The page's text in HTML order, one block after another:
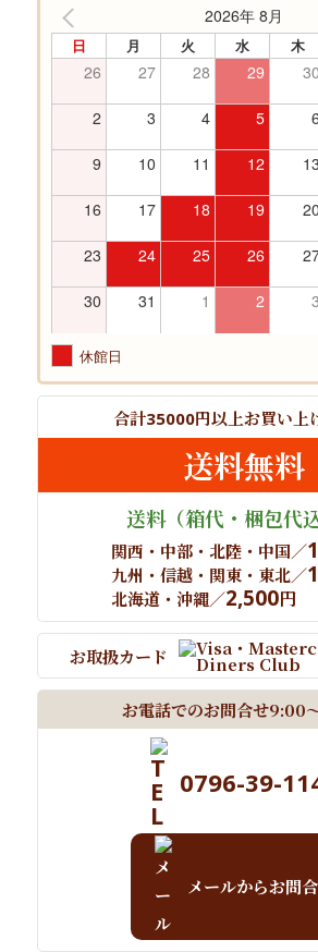
2026年 8月
日 月 火 水 木
26 27 28 29 30
2 3 4 5
9 10 11 12 13
16 17 18 19 20
23 24 25 26
30 31 1 2 3
休館日
合計35000円以上お買い上
送料無料
送料（箱代・梱包代
関西・中部・北陸・中国／
九州・信越・関東・東北／
北海道・沖縄／2,500円
お取扱カード
お電話でのお問合せ9:00
0796-39-
メールからお問